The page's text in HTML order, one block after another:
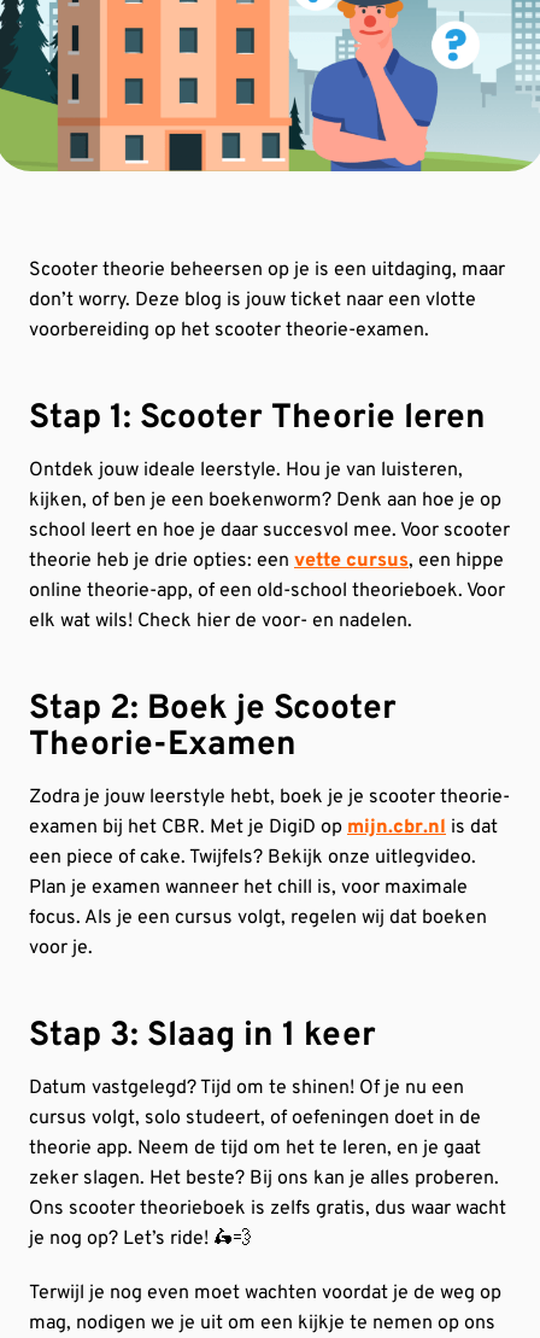
Scooter theorie beheersen op je is een uitdaging, maar
don’t worry. Deze blog is jouw ticket naar een vlotte
voorbereiding op het scooter theorie-examen.
Stap 1: Scooter Theorie leren
Ontdek jouw ideale leerstyle. Hou je van luisteren,
kijken, of ben je een boekenworm? Denk aan hoe je op
school leert en hoe je daar succesvol mee. Voor scooter
theorie heb je drie opties: een vette cursus, een hippe
online theorie-app, of een old-school theorieboek. Voor
elk wat wils! Check hier de voor- en nadelen.
Stap 2: Boek je Scooter
Theorie-Examen
Zodra je jouw leerstyle hebt, boek je je scooter theorie-
examen bij het CBR. Met je DigiD op mijn.cbr.nl is dat
een piece of cake. Twijfels? Bekijk onze uitlegvideo.
Plan je examen wanneer het chill is, voor maximale
focus. Als je een cursus volgt, regelen wij dat boeken
voor je.
Stap 3: Slaag in 1 keer
Datum vastgelegd? Tijd om te shinen! Of je nu een
cursus volgt, solo studeert, of oefeningen doet in de
theorie app. Neem de tijd om het te leren, en je gaat
zeker slagen. Het beste? Bij ons kan je alles proberen.
Ons scooter theorieboek is zelfs gratis, dus waar wacht
je nog op? Let’s ride! 🛵💨
Terwijl je nog even moet wachten voordat je de weg op
mag, nodigen we je uit om een kijkje te nemen op ons